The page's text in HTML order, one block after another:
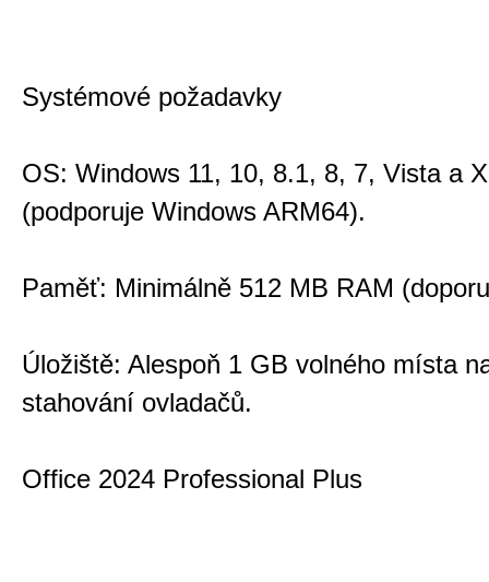
Systémové požadavky
OS: Windows 11, 10, 8.1, 8, 7, Vista a
(podporuje Windows ARM64).
Paměť: Minimálně 512 MB RAM
Úložiště: Alespoň 1 GB volného místa
stahování ovladačů.
Office 2024 Professional Plus